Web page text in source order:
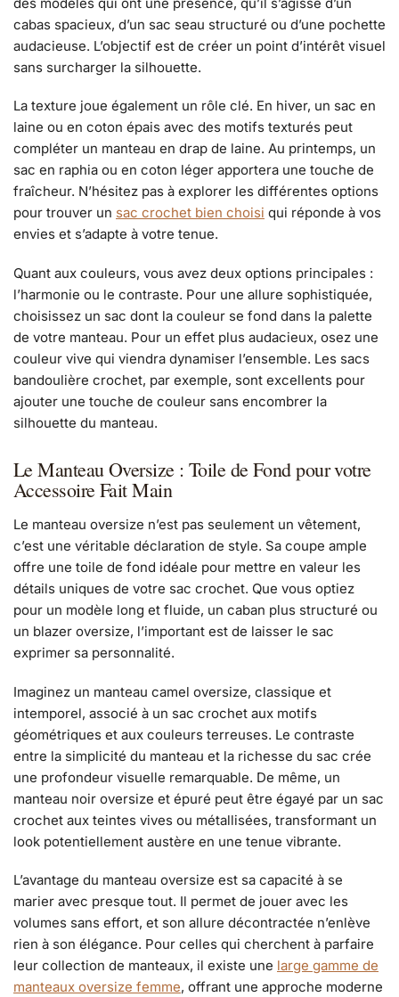
cabas spacieux, d’un sac seau structuré ou d’une pochette
audacieuse. L’objectif est de créer un point d’intérêt visuel
sans surcharger la silhouette.
La texture joue également un rôle clé. En hiver, un sac en
laine ou en coton épais avec des motifs texturés peut
compléter un manteau en drap de laine. Au printemps, un
sac en raphia ou en coton léger apportera une touche de
fraîcheur. N’hésitez pas à explorer les différentes options
pour trouver un sac crochet bien choisi qui réponde à vos
envies et s’adapte à votre tenue.
Quant aux couleurs, vous avez deux options principales :
l’harmonie ou le contraste. Pour une allure sophistiquée,
choisissez un sac dont la couleur se fond dans la palette
de votre manteau. Pour un effet plus audacieux, osez une
couleur vive qui viendra dynamiser l’ensemble. Les sacs
bandoulière crochet, par exemple, sont excellents pour
ajouter une touche de couleur sans encombrer la
silhouette du manteau.
Le Manteau Oversize : Toile de Fond pour votre
Accessoire Fait Main
Le manteau oversize n’est pas seulement un vêtement,
c’est une véritable déclaration de style. Sa coupe ample
offre une toile de fond idéale pour mettre en valeur les
détails uniques de votre sac crochet. Que vous optiez
pour un modèle long et fluide, un caban plus structuré ou
un blazer oversize, l’important est de laisser le sac
exprimer sa personnalité.
Imaginez un manteau camel oversize, classique et
intemporel, associé à un sac crochet aux motifs
géométriques et aux couleurs terreuses. Le contraste
entre la simplicité du manteau et la richesse du sac crée
une profondeur visuelle remarquable. De même, un
manteau noir oversize et épuré peut être égayé par un sac
crochet aux teintes vives ou métallisées, transformant un
look potentiellement austère en une tenue vibrante.
L’avantage du manteau oversize est sa capacité à se
marier avec presque tout. Il permet de jouer avec les
volumes sans effort, et son allure décontractée n’enlève
rien à son élégance. Pour celles qui cherchent à parfaire
leur collection de manteaux, il existe une large gamme de
manteaux oversize femme, offrant une approche moderne